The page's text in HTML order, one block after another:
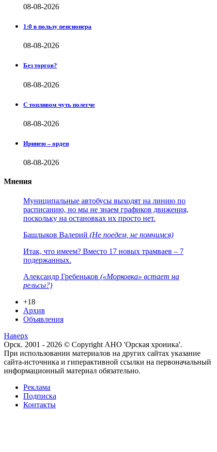
08-08-2026
1:0 в пользу пенсионера
08-08-2026
Без торгов?
08-08-2026
С топливом чуть полегче
08-08-2026
Иринею – орден
08-08-2026
Мнения
Муниципальные автобусы выходят на линию по
расписанию, но мы не знаем графиков движения,
поскольку на остановках их просто нет.
Башлыков Валерий (Не поедем, не помчимся)
Итак, что имеем? Вместо 17 новых трамваев – 7
подержанных.
Александр Гребеньков («Морковка» встает на
рельсы?)
+18
Архив
Объявления
Наверх
Орск. 2001 - 2026 © Copyright АНО 'Орская хроника'.
При использовании материалов на других сайтах указание
сайта-источника и гиперактивной ссылки на первоначальный
информационный материал обязательно.
Реклама
Подписка
Контакты